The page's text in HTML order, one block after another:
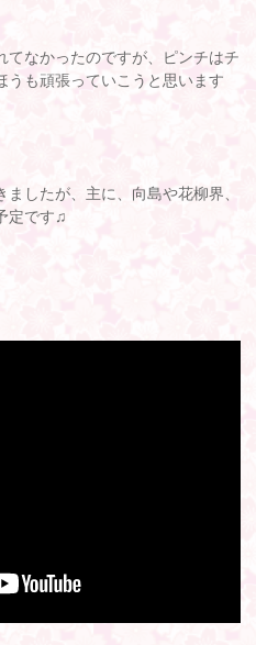
てなかったのですが、ピンチはチ
うも頑張っていこうと思います
したが、主に、向島や花柳界、
定です♫